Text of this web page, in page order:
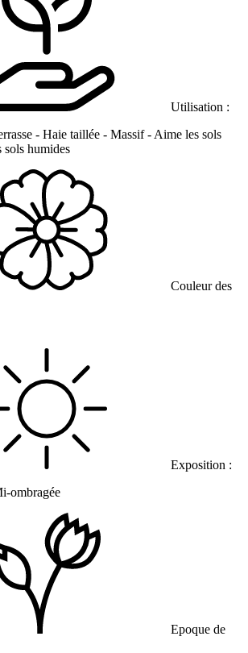
Utilisation :
- Haie taillée - Massif - Aime les sols
sols humides
Couleur des
Exposition :
ombragée
Epoque de